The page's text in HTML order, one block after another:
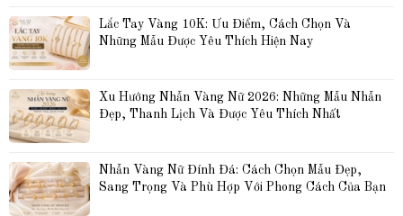
Lắc Tay Vàng 10K: Ưu Điểm, Cách Chọn Và
Những Mẫu Được Yêu Thích Hiện Nay
Xu Hướng Nhẫn Vàng Nữ 2026: Những Mẫu Nhẫn
Đẹp, Thanh Lịch Và Được Yêu Thích Nhất
Nhẫn Vàng Nữ Đính Đá: Cách Chọn Mẫu Đẹp,
Sang Trọng Và Phù Hợp Với Phong Cách Của Bạn